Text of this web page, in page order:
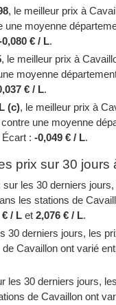
, le meilleur prix à
une moyenne
0,080 € / L.
, le meilleur prix à
moyenne
€ / L.
(c), le meilleur prix à
contre une moyenne
Écart :-0,049 € / L.
prix sur 30 jours
sur les 30 derniers
les stations de
€ / L et2,076 € / L.
30 derniers jours, les
de Cavaillon ont varié
les 30 derniers jours,
de Cavaillon ont